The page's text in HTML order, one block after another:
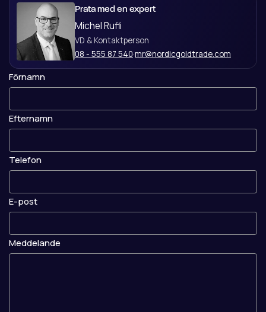
Prata med en expert
Michel Rufli
VD & Kontaktperson
08 - 555 87 540·mr@nordicgoldtrade.com
Förnamn
Efternamn
Telefon
E-post
Meddelande